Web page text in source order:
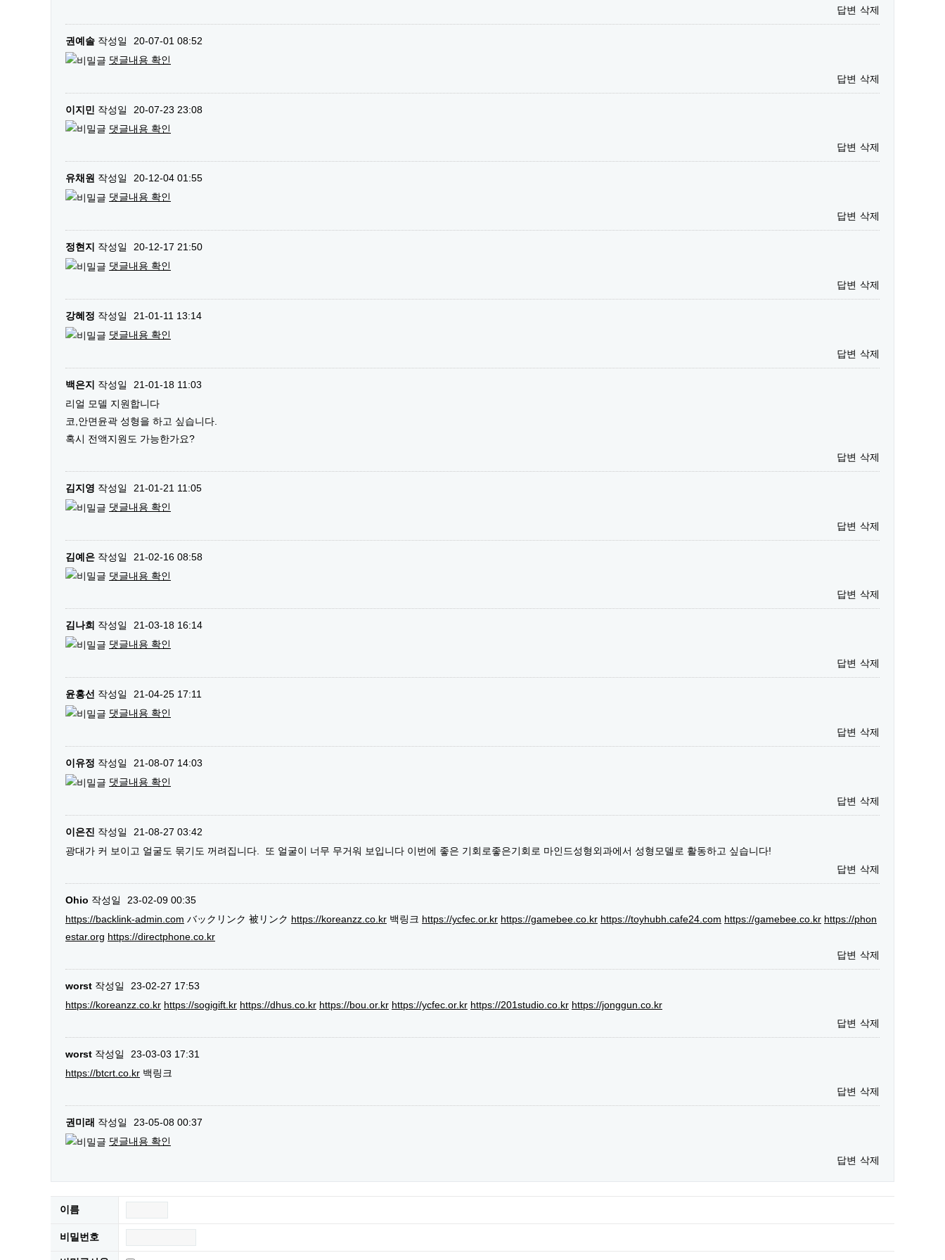
답변 삭제
권예솔 작성일
20-07-01 08:52
댓글내용 확인
답변 삭제
이지민 작성일
20-07-23 23:08
댓글내용 확인
답변 삭제
유채원 작성일
20-12-04 01:55
댓글내용 확인
답변 삭제
정현지 작성일
20-12-17 21:50
댓글내용 확인
답변 삭제
강혜정 작성일
21-01-11 13:14
댓글내용 확인
답변 삭제
백은지 작성일
21-01-18 11:03
리얼 모델 지원합니다
코,안면윤곽 성형을 하고 싶습니다.
혹시 전액지원도 가능한가요?
답변 삭제
김지영 작성일
21-01-21 11:05
댓글내용 확인
답변 삭제
김예은 작성일
21-02-16 08:58
댓글내용 확인
답변 삭제
김나희 작성일
21-03-18 16:14
댓글내용 확인
답변 삭제
윤홍선 작성일
21-04-25 17:11
댓글내용 확인
답변 삭제
이유정 작성일
21-08-07 14:03
댓글내용 확인
답변 삭제
이은진 작성일
21-08-27 03:42
광대가 커 보이고 얼굴도 묶기도 꺼려집니다. 또 얼굴이 너무 무거워 보입니다 이번에 좋은 기회로좋은기회로 마인드성형외과에서 성형모델로 활동하고 싶습니다!
답변 삭제
Ohio 작성일
23-02-09 00:35
https://backlink-admin.com バックリンク 被リンク https://koreanzz.co.kr 백링크 https://ycfec.or.kr https://gamebee.co.kr https://toyhubh.cafe24.com https://gamebee.co.kr https://phon
estar.org https://directphone.co.kr
답변 삭제
worst 작성일
23-02-27 17:53
https://koreanzz.co.kr https://sogigift.kr https://dhus.co.kr https://bou.or.kr https://ycfec.or.kr https://201studio.co.kr https://jonggun.co.kr
답변 삭제
worst 작성일
23-03-03 17:31
https://btcrt.co.kr 백링크
답변 삭제
권미래 작성일
23-05-08 00:37
댓글내용 확인
답변 삭제
이름
비밀번호